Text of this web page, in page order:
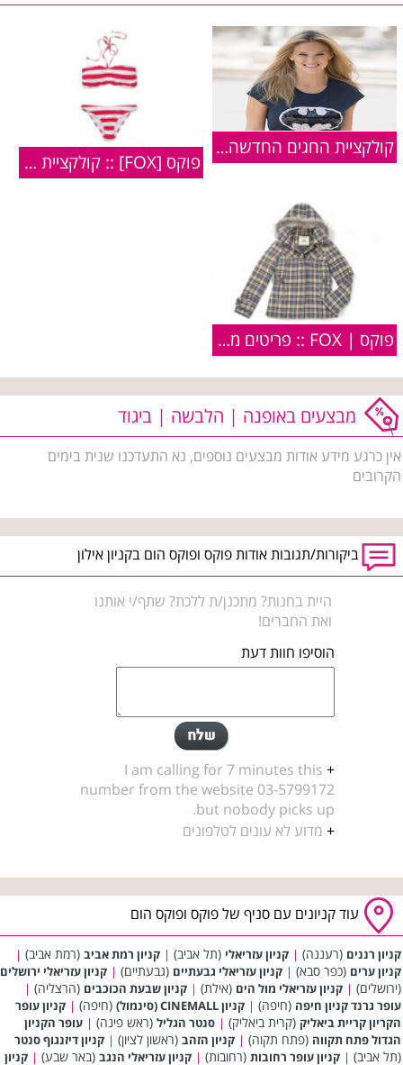
קולקציית החגים החדשה של רשת פוקס
פוקס [FOX] :: קולקציית בגדי ים נשים | קיץ 2010
פוקס | FOX :: פריטים מקולקציית חורף 2009/2010
מבצעים באופנה | הלבשה | ביגוד
אין כרגע מידע אודות מבצעים נוספים, נא התעדכנו שנית בימים
הקרובים
ביקורות/תגובות אודות פוקס ופוקס הום בקניון אילון
היית בחנות? מתכנן/ת ללכת? שתף/י אותנו
ואת החברים!
הוסיפו חוות דעת
+
I am calling for 7 minutes this
number from the website 03-5799172
but nobody picks up.
+ מדוע לא עונים לטלפונים
עוד קניונים עם סניף של פוקס ופוקס הום
קניון רננים (רעננה) | קניון עזריאלי (תל אביב) | קניון רמת אביב (רמת אביב) |
קניון ערים (כפר סבא) | קניון עזריאלי גבעתיים (גבעתיים) | קניון עזריאלי ירושלים
(ירושלים) | קניון עזריאלי מול הים (אילת) | קניון שבעת הכוכבים (הרצליה) |
עופר גרנד קניון חיפה (חיפה) | קניון CINEMALL (סינמול) (חיפה) | קניון עופר
הקריון קריית ביאליק (קרית ביאליק) | סנטר הגליל (ראש פינה) | עופר הקניון
הגדול פתח תקווה (פתח תקוה) | קניון הזהב (ראשון לציון) | קניון דיזנגוף סנטר
(תל אביב) | קניון עופר רחובות (רחובות) | קניון עזריאלי הנגב (באר שבע) | קניון